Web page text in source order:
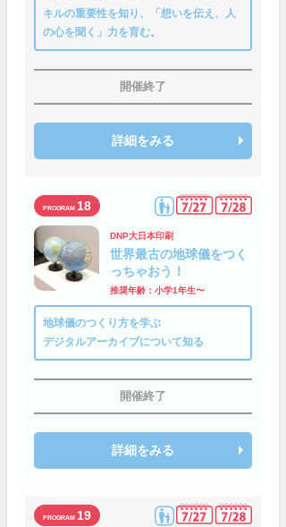
キルの重要性を知り、「想いを伝え、人
の心を聞く」力を育む。
開催終了
詳細をみる
18
DNP大日本印刷
世界最古の地球儀をつく
っちゃおう！
推奨年齢：小学1年生〜
地球儀のつくり方を学ぶ
デジタルアーカイブについて知る
開催終了
詳細をみる
19